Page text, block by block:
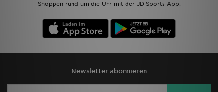
Shoppen rund um die Uhr mit der JD Sports App.
Newsletter abonnieren